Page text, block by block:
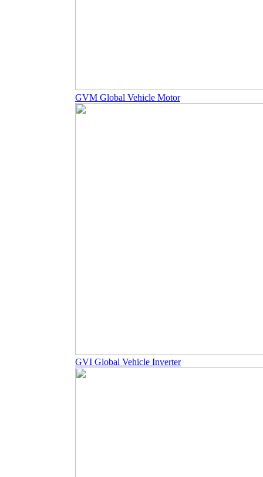
GVM Global Vehicle Motor
GVI Global Vehicle Inverter